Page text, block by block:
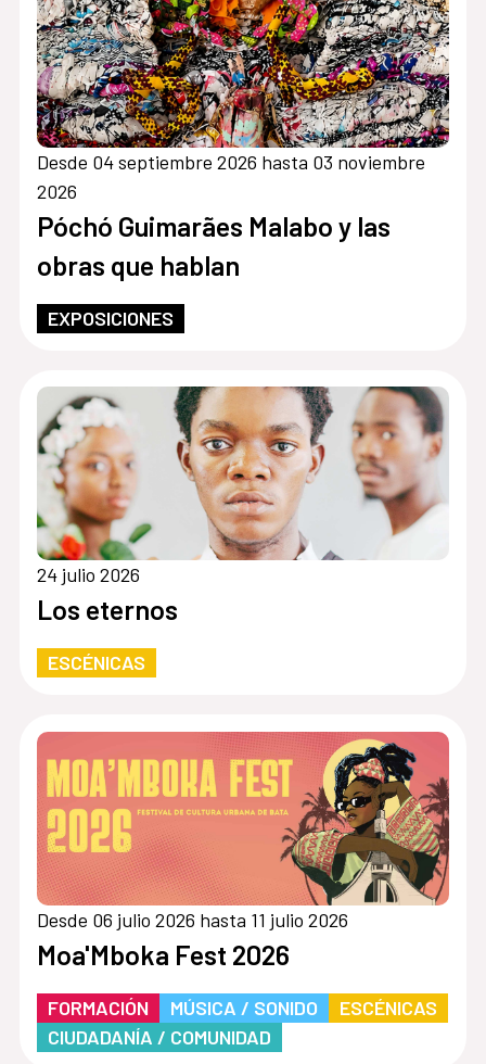
Desde 04 septiembre 2026 hasta 03 noviembre
2026
Póchó Guimarães Malabo y las
obras que hablan
EXPOSICIONES
24 julio 2026
Los eternos
ESCÉNICAS
Desde 06 julio 2026 hasta 11 julio 2026
Moa'Mboka Fest 2026
FORMACIÓN MÚSICA / SONIDO
ESCÉNICAS
CIUDADANÍA / COMUNIDAD